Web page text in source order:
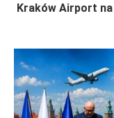
Kraków Airport